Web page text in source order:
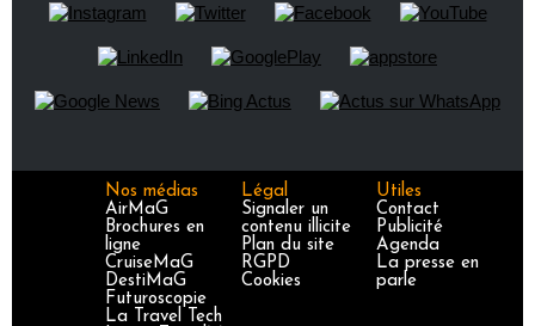
Nos médias
AirMaG
Brochures en
ligne
CruiseMaG
DestiMaG
Futuroscopie
La Travel Tech
Légal
Signaler un
contenu illicite
Plan du site
RGPD
Cookies
Utiles
Contact
Publicité
Agenda
La presse en
parle